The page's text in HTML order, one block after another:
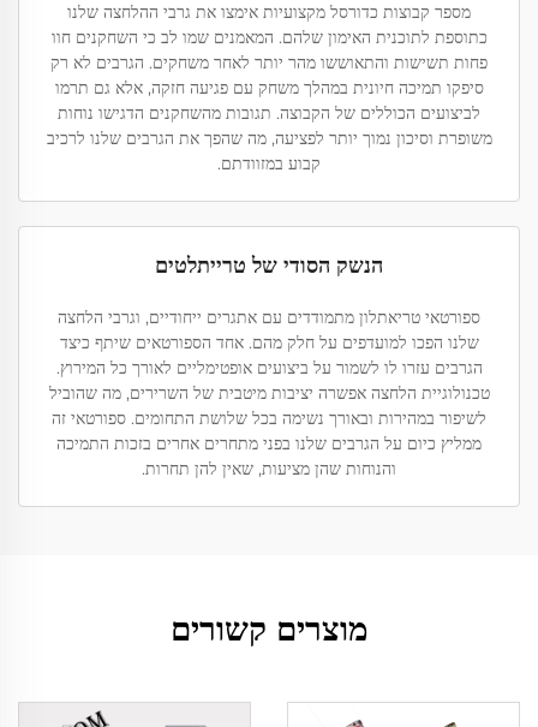
מספר קבוצות כדורסל מקצועיות אימצו את גרבי ההלחצה שלנו
כתוספת לתוכנית האימון שלהם. המאמנים שמו לב כי השחקנים חוו
פחות תשישות והתאוששו מהר יותר לאחר משחקים. הגרבים לא רק
סיפקו תמיכה חיונית במהלך משחק עם פגיעה חזקה, אלא גם תרמו
לביצועים הכוללים של הקבוצה. תגובות מהשחקנים הדגישו נוחות
משופרת וסיכון נמוך יותר לפציעה, מה שהפך את הגרבים שלנו לרכיב
קבוע במזוודתם.
הנשק הסודי של טרייתלטים
ספורטאי טריאתלון מתמודדים עם אתגרים ייחודיים, וגרבי הלחצה
שלנו הפכו למועדפים על חלק מהם. אחד הספורטאים שיתף כיצד
הגרבים עזרו לו לשמור על ביצועים אופטימליים לאורך כל המירוץ.
טכנולוגיית הלחצה אפשרה יציבות מיטבית של השרירים, מה שהוביל
לשיפור במהירות ובאורך נשימה בכל שלושת התחומים. ספורטאי זה
ממליץ כיום על הגרבים שלנו בפני מתחרים אחרים בזכות התמיכה
והנוחות שהן מציעות, שאין להן תחרות.
מוצרים קשורים